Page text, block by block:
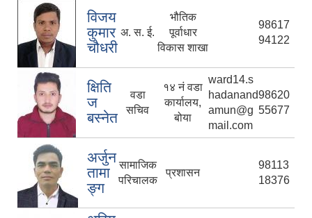
विजय
कुमार
चौधरी
अ. स. ई.
भौतिक
पूर्वाधार
विकास शाखा
98617
94122
क्षिति
ज
बस्नेत
वडा
सचिव
१४ नं वडा
कार्यालय,
बोया
ward14.s
hadanand
amun@g
mail.com
98620
55677
अर्जुन
तामा
ङ्ग
सामाजिक
परिचालक
प्रशासन
98113
18376